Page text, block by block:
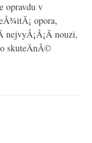
opravdu v
opora,
nejvyÅ¡Å¡Ã­ nouzi,
skuteÄnÃ©